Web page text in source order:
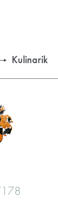
Kulinarik